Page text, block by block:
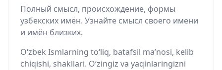
Полный смысл, происхождение, формы
узбекских имён. Узнайте смысл своего имени
и имён близких.
O‘zbek Ismlarning to‘liq, batafsil ma’nosi, kelib
chiqishi, shakllari. O‘zingiz va yaqinlaringizni